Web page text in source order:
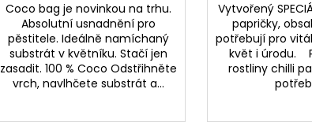
Coco bag je novinkou na trhu.
Absolutní usnadnění pro
pěstitele. Ideálně namíchaný
substrát v květníku. Stačí jen
zasadit. 100 % Coco Odstřihněte
vrch, navlhčete substrát a...
Vytvořený
papričky,
potřebují pro
květ i úrodu.
rostliny chilli